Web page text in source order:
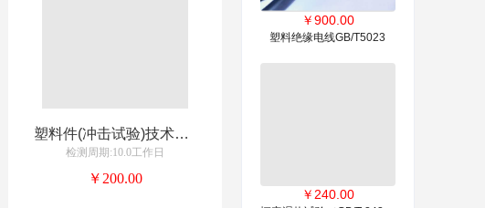
塑料件(冲击试验)技术服务
检测周期:10.0工作日
￥200.00
￥900.00
塑料绝缘电线GB/T5023
￥ 240.00